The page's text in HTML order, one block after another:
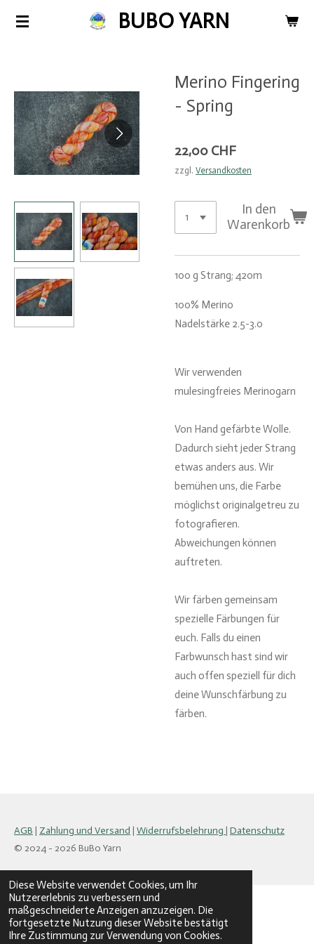
Diese Website verwendet Cookies, um Ihr
Nutzererlebnis zu verbessern und
maßgeschneiderte Anzeigen anzuzeigen. Die
fortgesetzte Nutzung dieser Website bestätigt
Ihre Zustimmung zur Verwendung von Cookies.
Zum
BUBO YARN
Merino Fingering
- Spring
22,00 CHF
zzgl. Versandkosten
In den
Warenkorb
100 g Strang; 420m
100% Merino
Nadelstärke 2.5-3.0
Wir verwenden
mulesingfreies Merinogarn
Von Hand gefärbte Wolle.
Dadurch sieht jeder Strang
etwas anders aus. Wir
bemühen uns, die Farbe
möglichst originalgetreu zu
fotografieren.
Abweichungen können
auftreten.
Wir färben gemeinsam
spezielle Färbungen für
euch. Falls du einen
Farbwunsch hast sind wir
auch offen speziell für dich
deine Wunschfärbung zu
färben.
AGB | Zahlung und Versand | Widerrufsbelehrung | Datenschutz
© 2024 - 2026 BuBo Yarn